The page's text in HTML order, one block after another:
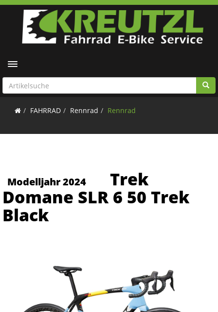
Toggle navigation
FAHRRAD Rennrad Rennrad
Modelljahr 2024
Trek
Domane SLR 6 50 Trek
Black